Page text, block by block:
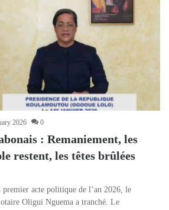
2026 0
: Remaniement, les
restent, les têtes brûlées
acte politique de l’an 2026, le
Oligui Nguema a tranché. Le